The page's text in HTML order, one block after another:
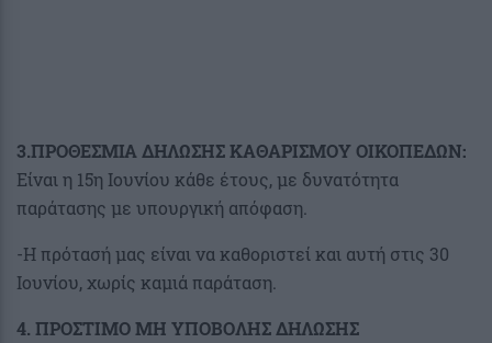
3.ΠΡΟΘΕΣΜΙΑ ΔΗΛΩΣΗΣ ΚΑΘΑΡΙΣΜΟΥ ΟΙΚΟΠΕΔΩΝ:
Είναι η 15η Ιουνίου κάθε έτους, με δυνατότητα
παράτασης με υπουργική απόφαση.
-Η πρότασή μας είναι να καθοριστεί και αυτή στις 30
Ιουνίου, χωρίς καμιά παράταση.
4. ΠΡΟΣΤΙΜΟ ΜΗ ΥΠΟΒΟΛΗΣ ΔΗΛΩΣΗΣ